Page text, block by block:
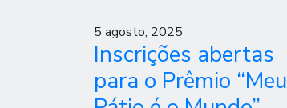
5 agosto, 2025
Inscrições abertas
para o Prêmio “Meu